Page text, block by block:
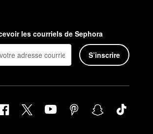
les courriels de Sephora
S’inscrire